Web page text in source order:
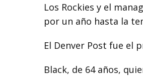
Los Rockies y el
por un año hasta la
El Denver Post fue el
Black, de 64 años,